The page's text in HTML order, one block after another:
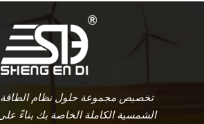
الشمسية الكاملة الخاصة بك بناءً